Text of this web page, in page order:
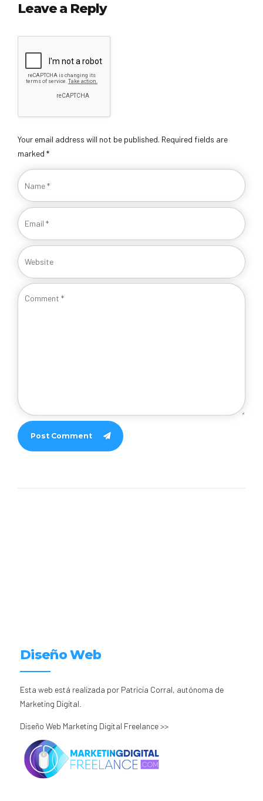
Leave a Reply
Your email address will not be published. Required fields are
marked *
Post Comment
Diseño Web
Esta web está realizada por Patricia Corral, autónoma de
Marketing Digital.
Diseño Web Marketing Digital Freelance >>